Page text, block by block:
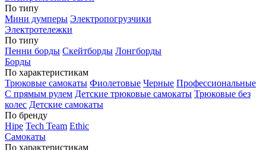
По типу
Мини думперы Электропогрузчики
Электротележки
По типу
Пенни борды Скейтборды Лонгборды
Борды
По характеристикам
Трюковые самокаты Фиолетовые Черные Профессиональные
С прямым рулем Детские трюковые самокаты Трюковые без
колес Детские самокаты
По бренду
Hipe Tech Team Ethic
Самокаты
По характеристикам